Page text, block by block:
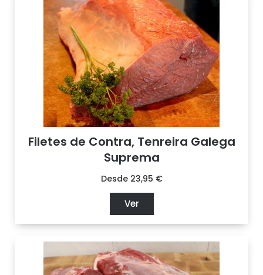
Filetes de Contra, Tenreira Galega
Suprema
Desde 23,95 €
Ver